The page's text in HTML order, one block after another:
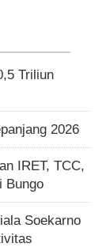
Triliun
2026
IRET, TCC,
Bungo
Soekarno